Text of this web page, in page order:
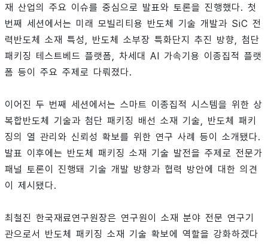
재 산업의 주요 이슈를 중심으로 발표와 토론을 진행했다. 첫
번째 세션에서는 미래 모빌리티용 반도체 기술 개발과 SiC 전
력반도체 소재 특성, 반도체 소부장 특화단지 추진 방향, 첨단
패키징 테스트베드 플랫폼, 차세대 AI 가속기용 이종집적 플랫
폼 등이 주요 주제로 다뤄졌다.
이어진 두 번째 세션에서는 스마트 이종집적 시스템을 위한 상
복합반도체 기술과 첨단 패키징 배선 소재 기술, 반도체 패키
징의 열 관리와 신뢰성 확보를 위한 연구 사례 등이 소개됐다.
발표 이후에는 반도체 패키징 소재 기술 발전을 주제로 전문가
패널 토론이 진행돼 기술 개발 방향과 협력 방안에 대한 의견
이 제시됐다.
최철진 한국재료연구원장은 연구원이 소재 분야 전문 연구기
관으로서 반도체 패키징 소재 기술 확보에 역할을 강화하겠다